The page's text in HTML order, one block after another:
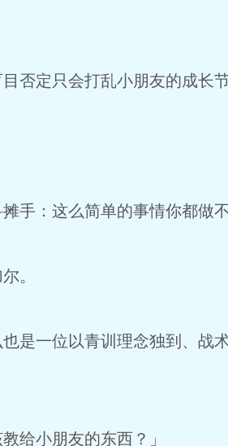
否定只会打乱小朋友的成长节
手：这么简单的事情你都做不
。
是一位以青训理念独到、战
给小朋友的东西？」